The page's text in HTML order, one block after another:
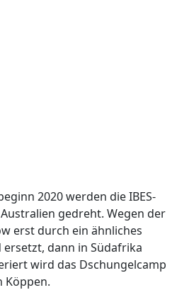
2020 werden die IBES-
gedreht. Wegen der
erst durch ein ähnliches
dann in Südafrika
wird das Dschungelcamp
Köppen.